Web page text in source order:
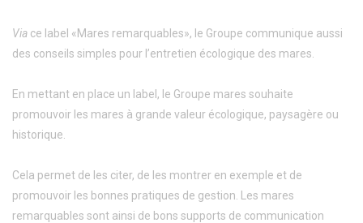
Via ce label «Mares remarquables», le Groupe communique aussi
des conseils simples pour l’entretien écologique des mares.
En mettant en place un label, le Groupe mares souhaite
promouvoir les mares à grande valeur écologique, paysagère ou
historique.
Cela permet de les citer, de les montrer en exemple et de
promouvoir les bonnes pratiques de gestion. Les mares
remarquables sont ainsi de bons supports de communication